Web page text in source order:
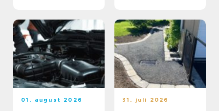
01. august 2026 31. juli 2026